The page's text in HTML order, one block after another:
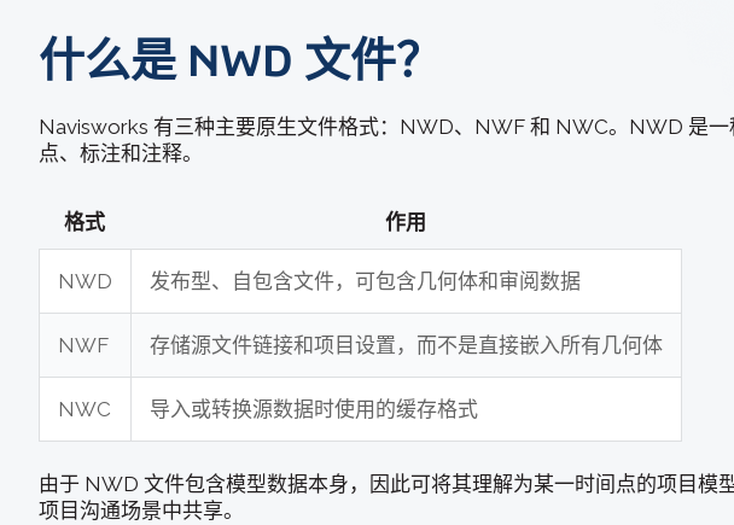
什么是 NWD 文件？
Navisworks 有三种主要原生文件格式：NWD、NWF 和 NWC。NWD 是
点、标注和注释。
格式 作用
NWD 发布型、自包含文件，可包含几何体和审阅数据
NWF 存储源文件链接和项目设置，而不是直接嵌入所有几何体
NWC 导入或转换源数据时使用的缓存格式
由于 NWD 文件包含模型数据本身，因此可将其理解为某一时间点的项目
项目沟通场景中共享。